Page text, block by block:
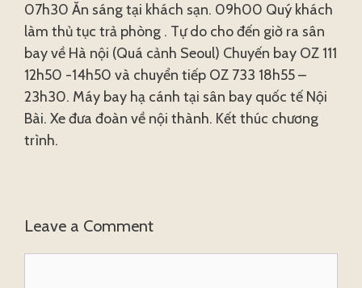
07h30 Ăn sáng tại khách sạn. 09h00 Quý khách
làm thủ tục trả phòng . Tự do cho đến giờ ra sân
bay về Hà nội (Quá cảnh Seoul) Chuyến bay OZ 111
12h50 -14h50 và chuyển tiếp OZ 733 18h55 –
23h30. Máy bay hạ cánh tại sân bay quốc tế Nội
Bài. Xe đưa đoàn về nội thành. Kết thúc chương
trình.
Leave a Comment